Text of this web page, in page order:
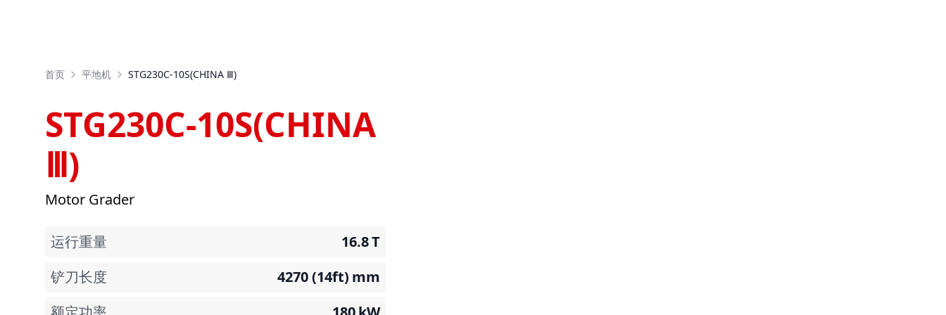
首页 平地机 STG230C-10S(CHINA Ⅲ)
STG230C-10S(CHINA
Ⅲ)
Motor Grader
运行重量 16.8T
铲刀长度
4270 (14ft) mm